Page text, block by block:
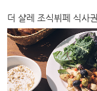
더 샬레 조식뷔페 식사권